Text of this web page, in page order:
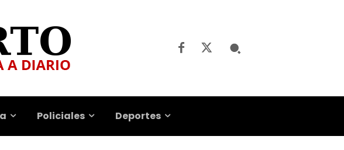
Policiales Deportes